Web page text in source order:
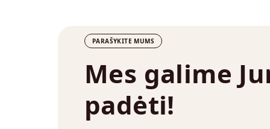
PARAŠYKITE MUMS
Mes galime
padėti!